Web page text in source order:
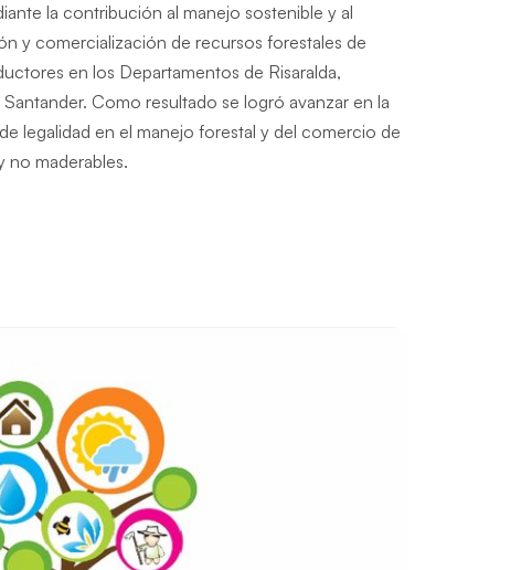
la contribución al manejo sostenible y al
y comercialización de recursos forestales de
en los Departamentos de Risaralda,
Como resultado se logró avanzar en la
legalidad en el manejo forestal y del comercio de
no maderables.